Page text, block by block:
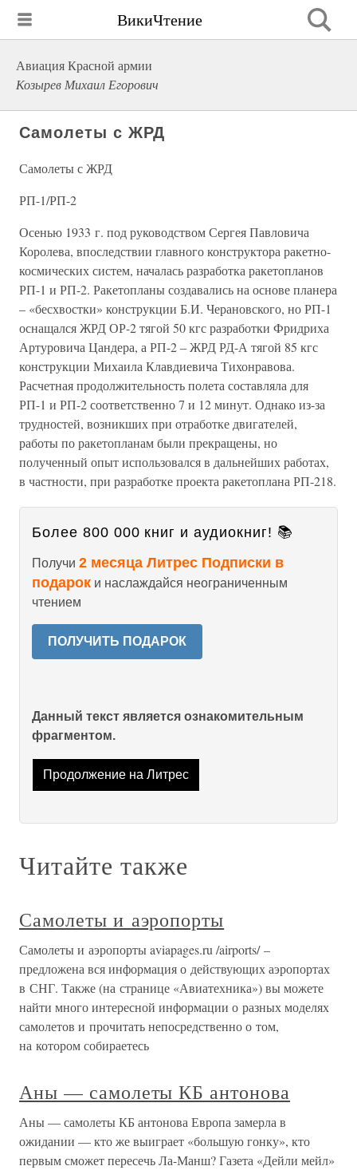
ВикиЧтение
Авиация Красной армии
Козырев Михаил Егорович
Самолеты с ЖРД
Самолеты с ЖРД
РП-1/РП-2
Осенью 1933 г. под руководством Сергея Павловича
Королева, впоследствии главного конструктора ракетно-
космических систем, началась разработка ракетопланов
РП-1 и РП-2. Ракетопланы создавались на основе планера
– «бесхвостки» конструкции Б.И. Черановского, но РП-1
оснащался ЖРД ОР-2 тягой 50 кгс разработки Фридриха
Артуровича Цандера, а РП-2 – ЖРД РД-А тягой 85 кгс
конструкции Михаила Клавдиевича Тихонравова.
Расчетная продолжительность полета составляла для
РП-1 и РП-2 соответственно 7 и 12 минут. Однако из-за
трудностей, возникших при отработке двигателей,
работы по ракетопланам были прекращены, но
полученный опыт использовался в дальнейших работах,
в частности, при разработке проекта ракетоплана РП-218.
Более 800 000 книг и аудиокниг! 📚
Получи 2 месяца Литрес Подписки в
подарок и наслаждайся неограниченным
чтением
ПОЛУЧИТЬ ПОДАРОК
Данный текст является ознакомительным
фрагментом.
Продолжение на Литрес
Читайте также
Самолеты и аэропорты
Самолеты и аэропорты aviapages.ru /airports/ –
предложена вся информация о действующих аэропортах
в СНГ. Также (на странице «Авиатехника») вы можете
найти много интересной информации о разных моделях
самолетов и прочитать непосредственно о том,
на котором собираетесь
Аны — самолеты КБ антонова
Аны — самолеты КБ антонова Европа замерла в
ожидании — кто же выиграет «большую гонку», кто
первым сможет пересечь Ла-Манш? Газета «Дейли мейл»